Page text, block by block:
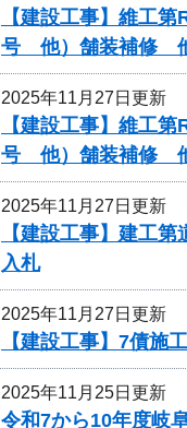
【建設工事】維工
号 他）舗装補修
2025年11月27日更新
【建設工事】維工
号 他）舗装補修
2025年11月27日更新
【建設工事】建工
入札
2025年11月27日更新
【建設工事】7債
2025年11月25日更新
令和7から10年度岐